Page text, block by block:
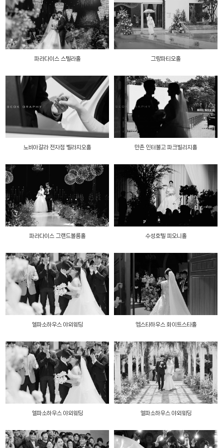
파라다이스 스텔라홀 그랑파티오홀
노비아갈라 전자점 벨라지오홀 만촌 인터불고 파크빌리지홀
파라다이스 그랜드볼룸홀 수성호텔 피오니홀
엘파소하우스 야외웨딩 엠스타하우스 화이트스타홀
엘파소하우스 야외웨딩 엘파소하우스 야외웨딩